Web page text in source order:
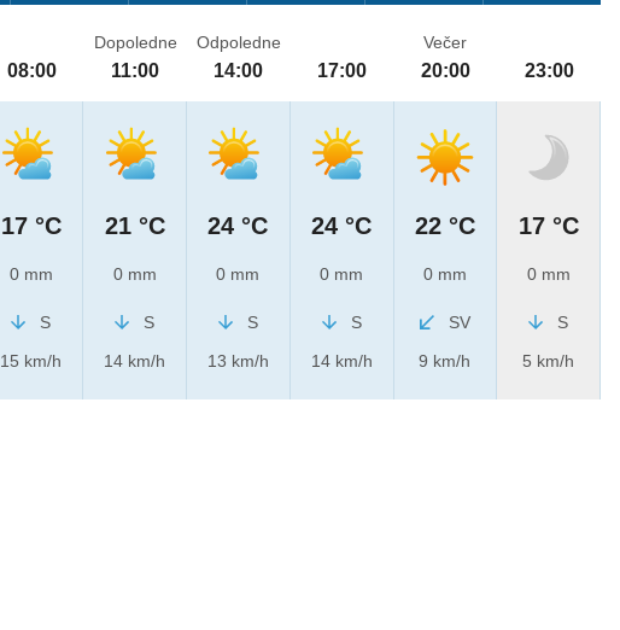
08:00
17 °C
0 mm
S
15 km/h
Dopoledne
11:00
21 °C
0 mm
S
14 km/h
Odpoledne
14:00
24 °C
0 mm
S
13 km/h
17:00
24 °C
0 mm
S
14 km/h
Večer
20:00
22 °C
0 mm
SV
9 km/h
23:00
17 °C
0 mm
S
5 km/h